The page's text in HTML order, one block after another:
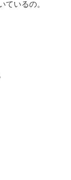
ているの。